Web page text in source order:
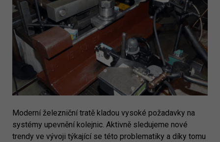
Moderní železniční tratě kladou vysoké požadavky na
systémy upevnění kolejnic. Aktivně sledujeme nové
trendy ve vývoji týkající se této problematiky a díky tomu